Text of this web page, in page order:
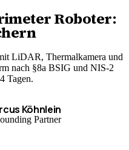
Roboter:
LiDAR, Thermalkamera und
nach §8a BSIG und NIS-2
Tagen.
Köhnlein
Partner